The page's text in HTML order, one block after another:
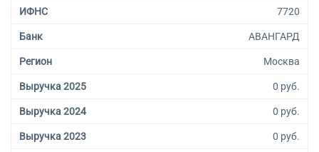
ИФНС 7720
Банк АВАНГАРД
Регион Москва
Выручка 2025 0 руб.
Выручка 2024 0 руб.
Выручка 2023 0 руб.